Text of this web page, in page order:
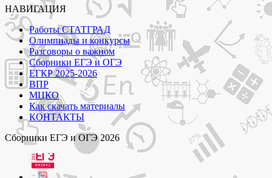
НАВИГАЦИЯ
Работы СТАТГРАД
Олимпиады и конкурсы
Разговоры о важном
Сборники ЕГЭ и ОГЭ
ЕГКР 2025-2026
ВПР
МЦКО
Как скачать материалы
КОНТАКТЫ
Сборники ЕГЭ и ОГЭ 2026